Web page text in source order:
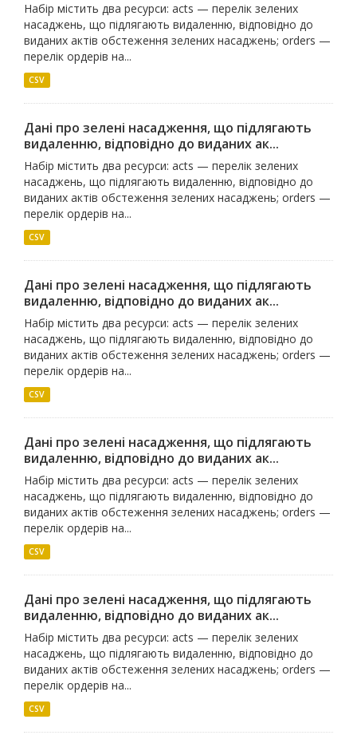
Набір містить два ресурси: acts — перелік зелених
насаджень, що підлягають видаленню, відповідно до
виданих актів обстеження зелених насаджень; orders —
перелік ордерів на...
CSV
Дані про зелені насадження, що підлягають
видаленню, відповідно до виданих ак...
Набір містить два ресурси: acts — перелік зелених
насаджень, що підлягають видаленню, відповідно до
виданих актів обстеження зелених насаджень; orders —
перелік ордерів на...
CSV
Дані про зелені насадження, що підлягають
видаленню, відповідно до виданих ак...
Набір містить два ресурси: acts — перелік зелених
насаджень, що підлягають видаленню, відповідно до
виданих актів обстеження зелених насаджень; orders —
перелік ордерів на...
CSV
Дані про зелені насадження, що підлягають
видаленню, відповідно до виданих ак...
Набір містить два ресурси: acts — перелік зелених
насаджень, що підлягають видаленню, відповідно до
виданих актів обстеження зелених насаджень; orders —
перелік ордерів на...
CSV
Дані про зелені насадження, що підлягають
видаленню, відповідно до виданих ак...
Набір містить два ресурси: acts — перелік зелених
насаджень, що підлягають видаленню, відповідно до
виданих актів обстеження зелених насаджень; orders —
перелік ордерів на...
CSV